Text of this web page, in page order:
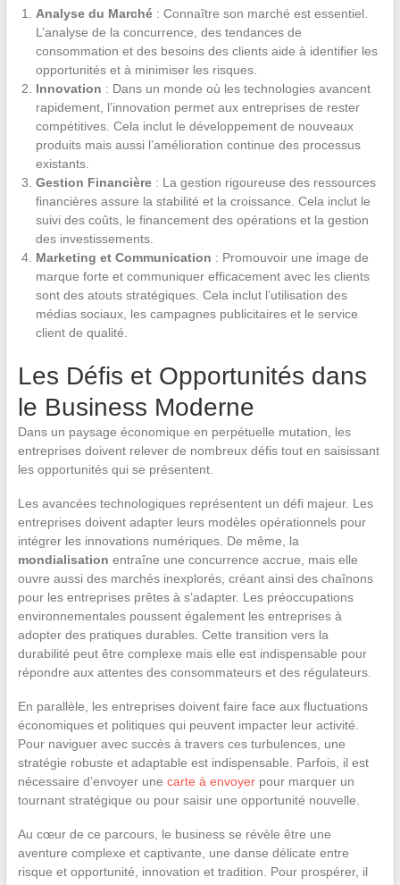
Analyse du Marché: Connaître son marché est essentiel.
L’analyse de la concurrence, des tendances de
consommation et des besoins des clients aide à identifier les
opportunités et à minimiser les risques.
Innovation : Dans un monde où les technologies avancent
rapidement, l’innovation permet aux entreprises de rester
compétitives. Cela inclut le développement de nouveaux
produits mais aussi l’amélioration continue des processus
existants.
Gestion Financière: La gestion rigoureuse des ressources
financières assure la stabilité et la croissance. Cela inclut le
suivi des coûts, le financement des opérations et la gestion
des investissements.
Marketing et Communication : Promouvoir une image de
marque forte et communiquer efficacement avec les clients
sont des atouts stratégiques. Cela inclut l’utilisation des
médias sociaux, les campagnes publicitaires et le service
client de qualité.
Les Défis et Opportunités dans
le Business Moderne
Dans un paysage économique en perpétuelle mutation, les
entreprises doivent relever de nombreux défis tout en saisissant
les opportunités qui se présentent.
Les avancées technologiques représentent un défi majeur. Les
entreprises doivent adapter leurs modèles opérationnels pour
intégrer les innovations numériques. De même, la
mondialisation entraîne une concurrence accrue, mais elle
ouvre aussi des marchés inexplorés, créant ainsi des chaînons
pour les entreprises prêtes à s’adapter. Les préoccupations
environnementales poussent également les entreprises à
adopter des pratiques durables. Cette transition vers la
durabilité peut être complexe mais elle est indispensable pour
répondre aux attentes des consommateurs et des régulateurs.
En parallèle, les entreprises doivent faire face aux fluctuations
économiques et politiques qui peuvent impacter leur activité.
Pour naviguer avec succès à travers ces turbulences, une
stratégie robuste et adaptable est indispensable. Parfois, il est
nécessaire d’envoyer une carte à envoyerpour marquer un
tournant stratégique ou pour saisir une opportunité nouvelle.
Au cœur de ce parcours, le business se révèle être une
aventure complexe et captivante, une danse délicate entre
risque et opportunité, innovation et tradition. Pour prospérer, il